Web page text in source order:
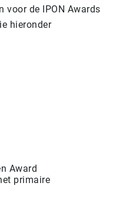
voor de IPON Awards
hieronder
Award
primaire